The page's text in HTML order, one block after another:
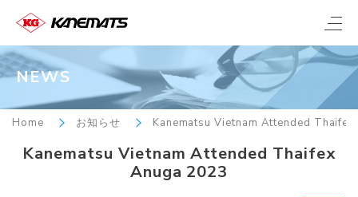
NEWS
Home お知らせ Kanematsu Vietnam Attended
Kanematsu Vietnam Attended Thaifex
Anuga 2023